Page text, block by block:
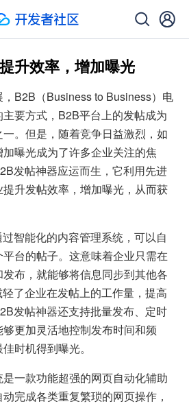
升效率，增加曝光
B2B（Business to Business）电
要方式，B2B平台上的发帖成为
。但是，随着竞争日益激烈，如
曝光成为了许多企业关注的焦
发帖神器应运而生，它利用先进
升发帖效率，增加曝光，从而获
智能化的内容管理系统，可以自
台的帖子。这意味着企业只需在
布，就能够将信息同步到其他各
了企业在发帖上的工作量，提高
发帖神器还支持批量发布、定时
更加灵活地控制发布时间和频
时机得到曝光。
一款功能超强的网页自动化辅助
完成各类重复繁琐的网页操作，